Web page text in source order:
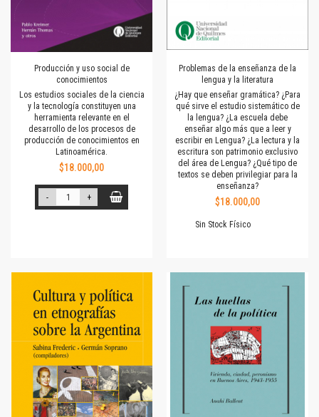
Producción y uso social de
conocimientos
Los estudios sociales de la ciencia
y la tecnología constituyen una
herramienta relevante en el
desarrollo de los procesos de
producción de conocimientos en
Latinoamérica.
$18.000,00
- +
Problemas de la enseñanza de la
lengua y la literatura
¿Hay que enseñar gramática? ¿Para
qué sirve el estudio sistemático de
la lengua? ¿La escuela debe
enseñar algo más que a leer y
escribir en Lengua? ¿La lectura y la
escritura son patrimonio exclusivo
del área de Lengua? ¿Qué tipo de
textos se deben privilegiar para la
enseñanza?
$18.000,00
Sin Stock Físico